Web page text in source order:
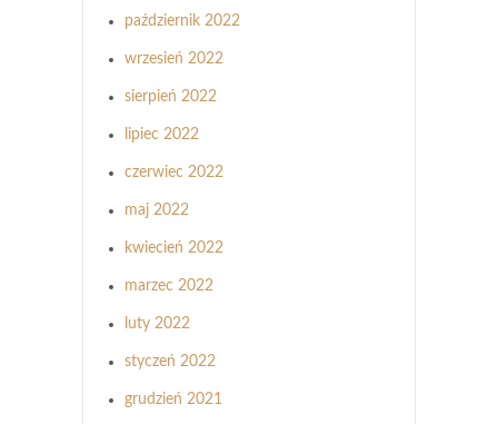
październik 2022
wrzesień 2022
sierpień 2022
lipiec 2022
czerwiec 2022
maj 2022
kwiecień 2022
marzec 2022
luty 2022
styczeń 2022
grudzień 2021